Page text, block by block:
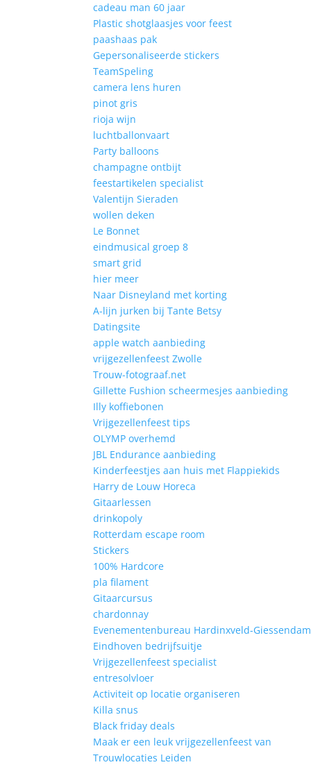
cadeau man 60 jaar
Plastic shotglaasjes voor feest
paashaas pak
Gepersonaliseerde stickers
TeamSpeling
camera lens huren
pinot gris
rioja wijn
luchtballonvaart
Party balloons
champagne ontbijt
feestartikelen specialist
Valentijn Sieraden
wollen deken
Le Bonnet
eindmusical groep 8
smart grid
hier meer
Naar Disneyland met korting
A-lijn jurken bij Tante Betsy
Datingsite
apple watch aanbieding
vrijgezellenfeest Zwolle
Trouw-fotograaf.net
Gillette Fushion scheermesjes aanbieding
Illy koffiebonen
Vrijgezellenfeest tips
OLYMP overhemd
JBL Endurance aanbieding
Kinderfeestjes aan huis met Flappiekids
Harry de Louw Horeca
Gitaarlessen
drinkopoly
Rotterdam escape room
Stickers
100% Hardcore
pla filament
Gitaarcursus
chardonnay
Evenementenbureau Hardinxveld-Giessendam
Eindhoven bedrijfsuitje
Vrijgezellenfeest specialist
entresolvloer
Activiteit op locatie organiseren
Killa snus
Black friday deals
Maak er een leuk vrijgezellenfeest van
Trouwlocaties Leiden